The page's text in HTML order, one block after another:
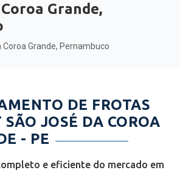
Grande,
Coroa Grande, Pernambuco
DE FROTAS
JOSÉ DA COROA
- PE
e eficiente do mercado em